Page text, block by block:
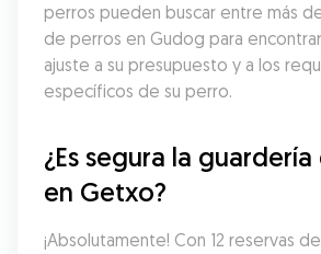
perros pueden buscar entre más
de perros en Gudog para
ajuste a su presupuesto y a los
específicos de su perro.
¿Es segura la
en Getxo?
¡Absolutamente! Con 12 reservas